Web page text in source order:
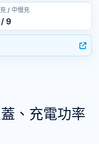
/ 中慢充
9
、充電功率